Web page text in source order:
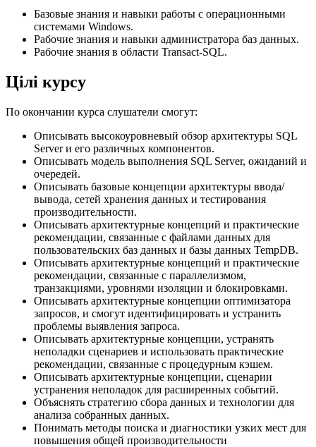
Базовые знания и навыки работы с операционными
системами Windows.
Рабочие знания и навыки администратора баз данных.
Рабочие знания в области Transact-SQL.
Цілі курсу
По окончании курса слушатели смогут:
Описывать высокоуровневый обзор архитектуры SQL
Server и его различных компонентов.
Описывать модель выполнения SQL Server, ожиданий и
очередей.
Описывать базовые концепции архитектуры ввода/
вывода, сетей хранения данных и тестирования
производительности.
Описывать архитектурные концепций и практические
рекомендации, связанные с файлами данных для
пользовательских баз данных и базы данных TempDB.
Описывать архитектурные концепций и практические
рекомендации, связанные с параллелизмом,
транзакциями, уровнями изоляции и блокировками.
Описывать архитектурные концепции оптимизатора
запросов, и смогут идентифицировать и устранить
проблемы выявления запроса.
Описывать архитектурные концепции, устранять
неполадки сценариев и использовать практические
рекомендации, связанные с процедурным кэшем.
Описывать архитектурные концепции, сценарии
устранения неполадок для расширенных событий.
Объяснять стратегию сбора данных и технологии для
анализа собранных данных.
Понимать методы поиска и диагностики узких мест для
повышения общей производительности